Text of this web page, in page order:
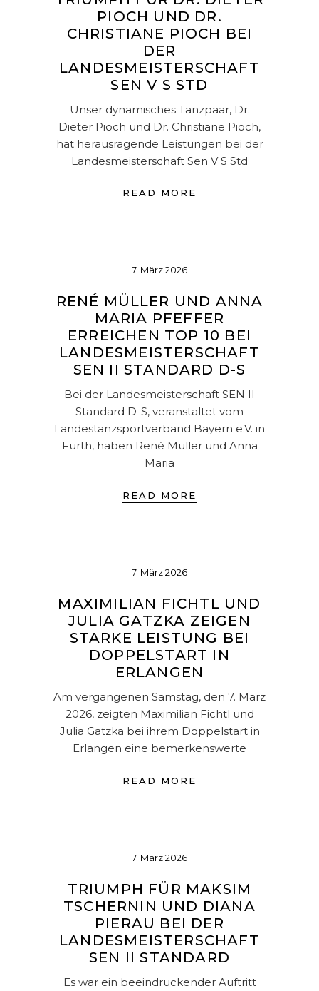
PIOCH UND DR.
CHRISTIANE PIOCH BEI
DER
LANDESMEISTERSCHAFT
SEN V S STD
Unser dynamisches Tanzpaar, Dr.
Dieter Pioch und Dr. Christiane Pioch,
hat herausragende Leistungen bei der
Landesmeisterschaft Sen V S Std
READ MORE
7. März 2026
RENÉ MÜLLER UND ANNA
MARIA PFEFFER
ERREICHEN TOP 10 BEI
LANDESMEISTERSCHAFT
SEN II STANDARD D-S
Bei der Landesmeisterschaft SEN II
Standard D-S, veranstaltet vom
Landestanzsportverband Bayern e.V. in
Fürth, haben René Müller und Anna
Maria
READ MORE
7. März 2026
MAXIMILIAN FICHTL UND
JULIA GATZKA ZEIGEN
STARKE LEISTUNG BEI
DOPPELSTART IN
ERLANGEN
Am vergangenen Samstag, den 7. März
2026, zeigten Maximilian Fichtl und
Julia Gatzka bei ihrem Doppelstart in
Erlangen eine bemerkenswerte
READ MORE
7. März 2026
TRIUMPH FÜR MAKSIM
TSCHERNIN UND DIANA
PIERAU BEI DER
LANDESMEISTERSCHAFT
SEN II STANDARD
Es war ein beeindruckender Auftritt